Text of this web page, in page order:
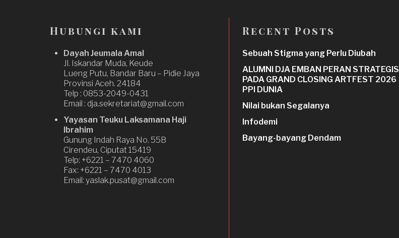
Hubungi kami
Dayah Jeumala Amal
Jl. Iskandar Muda, Keude
Lueng Putu, Bandar Baru – Pidie Jaya
Provinsi Aceh. 24184
Telp : 0853-2049-0431
Email : dja.sekretariat@gmail.com
Yayasan Teuku Laksamana Haji
Ibrahim
Gunung Indah Raya No. 55B
Cirendeu, Ciputat 15419
Telp: +6221 – 7470 4060
Fax: +6221 – 7470 4013
Email: yaslak.pusat@gmail.com
Recent Posts
Sebuah Stigma yang Perlu Diubah
ALUMNI DJA EMBAN PERAN STRATEGIS
PADA GRAND CLOSING ARTFEST 2026
PPI DUNIA
Nilai bukan Segalanya
Infodemi
Bayang-bayang Dendam